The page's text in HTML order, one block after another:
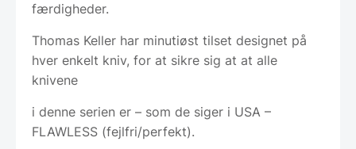
færdigheder.
Thomas Keller har minutiøst tilset designet på
hver enkelt kniv, for at sikre sig at at alle
knivene
i denne serien er – som de siger i USA –
FLAWLESS (fejlfri/perfekt).